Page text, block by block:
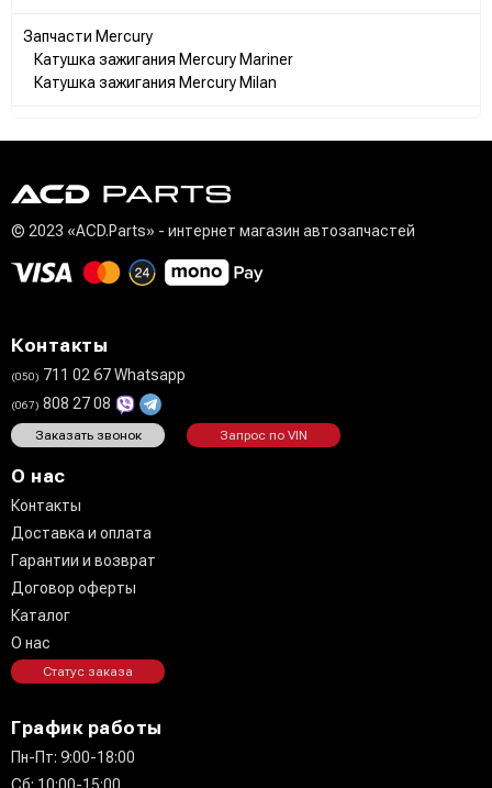
Запчасти Mercury
Катушка зажигания Mercury Mariner
Катушка зажигания Mercury Milan
© 2023 «ACD.Parts» - интернет магазин автозапчастей
Контакты
(050) 711 02 67 Whatsapp
(067) 808 27 08
Заказать звонок Запрос по VIN
О нас
Контакты
Доставка и оплата
Гарантии и возврат
Договор оферты
Каталог
О нас
Статус заказа
График работы
Пн-Пт: 9:00-18:00